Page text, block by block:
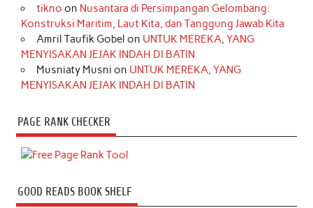
tikno on Nusantara di Persimpangan Gelombang:
Konstruksi Maritim, Laut Kita, dan Tanggung Jawab Kita
Amril Taufik Gobel on UNTUK MEREKA, YANG
MENYISAKAN JEJAK INDAH DI BATIN
Musniaty Musni on UNTUK MEREKA, YANG
MENYISAKAN JEJAK INDAH DI BATIN
PAGE RANK CHECKER
GOOD READS BOOK SHELF